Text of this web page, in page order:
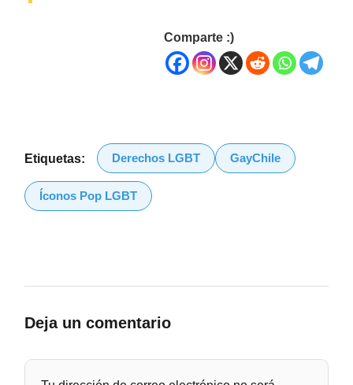
Comparte :)
Etiquetas: Derechos LGBT GayChile
Íconos Pop LGBT
Deja un comentario